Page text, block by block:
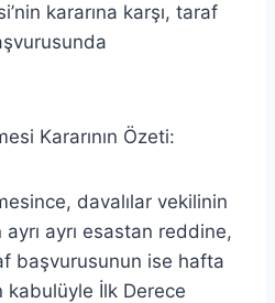
kararına karşı, taraf
Kararının Özeti:
davalılar vekilinin
ayrı esastan reddine,
başvurusunun ise hafta
İlk Derece